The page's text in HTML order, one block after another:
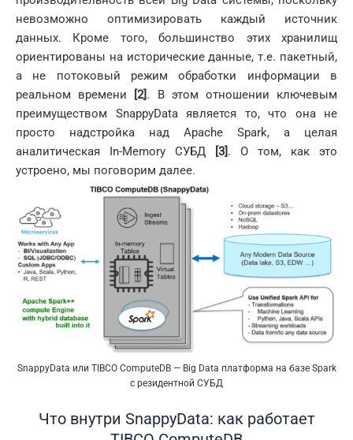
невозможно оптимизировать каждый источник
данных. Кроме того, большинство этих хранилищ
ориентированы на исторические данные, т.е. пакетный,
а не потоковый режим обработки информации в
реальном времени
[2]. В этом отношении ключевым
преимуществом SnappyData является то, что она не
просто надстройка над Apache Spark, а целая
аналитическая In-Memory СУБД
[3]. О том, как это
устроено, мы поговорим далее.
SnappyData или TIBCO ComputeDB — Big Data платформа на базе Spark
с резидентной СУБД
Что внутри SnappyData: как работает